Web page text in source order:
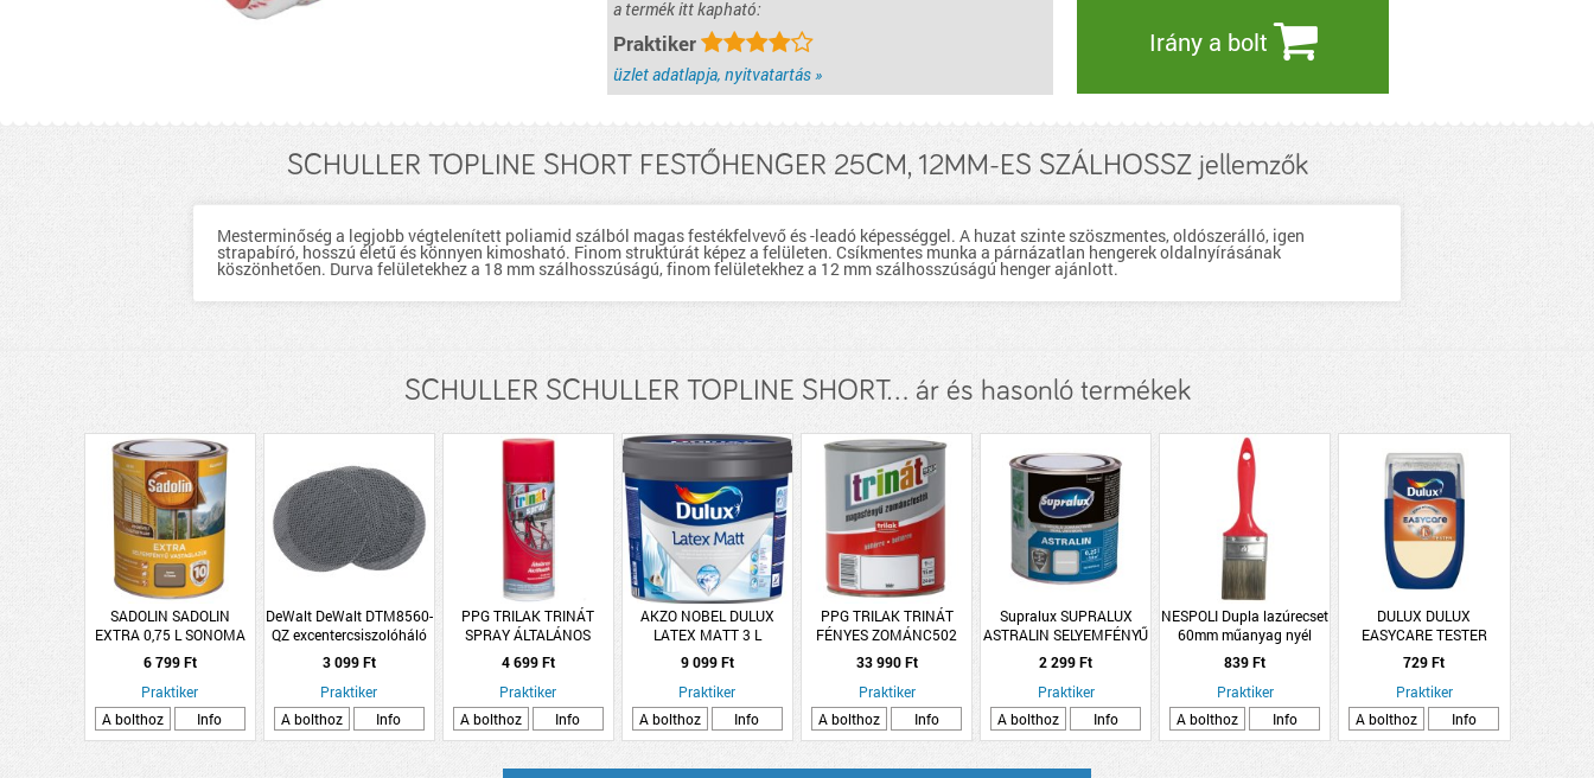
a termék itt kapható:
Praktiker
üzlet adatlapja, nyitvatartás »
Irány a bolt
SCHULLER TOPLINE SHORT FESTŐHENGER 25CM, 12MM-ES SZÁLHOSSZ jellemzők
Mesterminőség a legjobb végtelenített poliamid szálból magas festékfelvevő és -leadó képességgel. A huzat szinte szöszmentes, oldószerálló, igen
strapabíró, hosszú életű és könnyen kimosható. Finom struktúrát képez a felületen. Csíkmentes munka a párnázatlan hengerek oldalnyírásának
köszönhetően. Durva felületekhez a 18 mm szálhosszúságú, finom felületekhez a 12 mm szálhosszúságú henger ajánlott.
SCHULLER SCHULLER TOPLINE SHORT... ár és hasonló termékek
SADOLIN SADOLIN
EXTRA 0,75 L SONOMA
6 799 Ft
Praktiker
A bolthoz
Info
DeWalt DeWalt DTM8560-
QZ excentercsiszolóháló
125mm 60P
szemcsefinomság 5db/cs
3 099 Ft
Praktiker
A bolthoz
Info
PPG TRILAK TRINÁT
SPRAY ÁLTALÁNOS
AKRILFESTÉK RAL7001
EZÜSTSZÜRKE 400ML
4 699 Ft
Praktiker
A bolthoz
Info
AKZO NOBEL DULUX
LATEX MATT 3 L
9 099 Ft
Praktiker
A bolthoz
Info
PPG TRILAK TRINÁT
FÉNYES ZOMÁNC502
BARNA 5L 5 L (R:61807)
33 990 Ft
Praktiker
A bolthoz
Info
Supralux SUPRALUX
ASTRALIN SELYEMFÉNYŰ
ZOMÁNCFESTÉK 0,25L
VILÁGOSSZÜRKE
2 299 Ft
Praktiker
A bolthoz
Info
NESPOLI Dupla lazúrecset
60mm műanyag nyél
839 Ft
Praktiker
A bolthoz
Info
DULUX DULUX
EASYCARE TESTER
PAPÍRUSZ TEKERCS
30ML
729 Ft
Praktiker
A bolthoz
Info